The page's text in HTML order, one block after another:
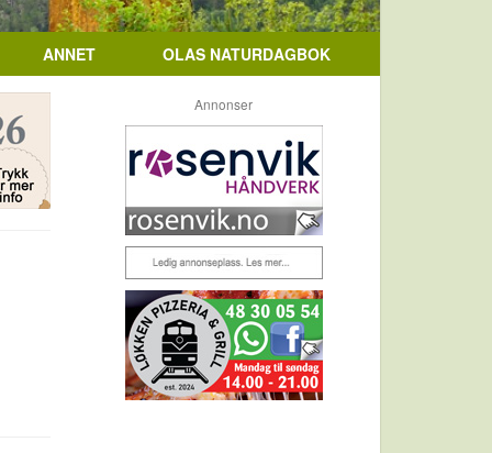
ANNET OLAS NATURDAGBOK
Annonser